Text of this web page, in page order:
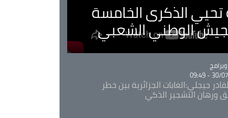
تحيي الذكرى الخامسة
الوطني الشعبي
30/07/
جيجلي:الغابات الجزائرية بين خطر
ورهان التشجير الذكي